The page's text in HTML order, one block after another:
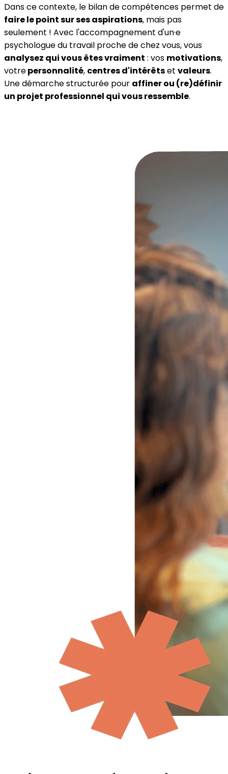
Dans ce contexte, le bilan de compétences permet de
faire le point sur ses aspirations, mais pas
seulement ! Avec l'accompagnement d'un·e
psychologue du travail proche de chez vous, vous
analysez qui vous êtes vraiment : vos motivations,
votrepersonnalité, centres d'intérêtset valeurs.
Une démarche structurée pour affiner ou (re)définir
un projet professionnel qui vous ressemble.